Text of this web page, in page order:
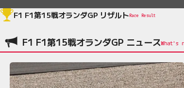
F1 F1第15戦オランダGP リザルトRace Result
F1 F1第15戦オランダGP ニュース